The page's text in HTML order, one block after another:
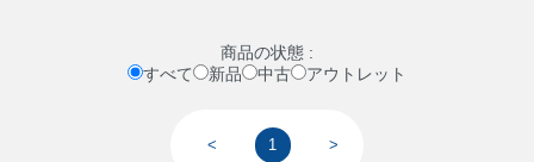
商品の状態 :
すべて
新品 中古 アウトレット
< 1 >